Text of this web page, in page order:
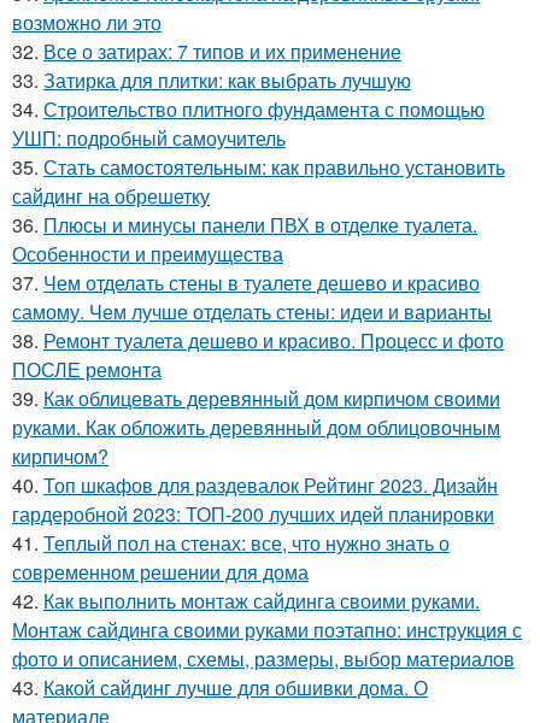
возможно ли это
32. Все о затирах: 7 типов и их применение
33. Затирка для плитки: как выбрать лучшую
34. Строительство плитного фундамента с помощью
УШП: подробный самоучитель
35. Стать самостоятельным: как правильно установить
сайдинг на обрешетку
36. Плюсы и минусы панели ПВХ в отделке туалета.
Особенности и преимущества
37. Чем отделать стены в туалете дешево и красиво
самому. Чем лучше отделать стены: идеи и варианты
38. Ремонт туалета дешево и красиво. Процесс и фото
ПОСЛЕ ремонта
39. Как облицевать деревянный дом кирпичом своими
руками. Как обложить деревянный дом облицовочным
кирпичом?
40. Топ шкафов для раздевалок Рейтинг 2023. Дизайн
гардеробной 2023: ТОП-200 лучших идей планировки
41. Теплый пол на стенах: все, что нужно знать о
современном решении для дома
42. Как выполнить монтаж сайдинга своими руками.
Монтаж сайдинга своими руками поэтапно: инструкция с
фото и описанием, схемы, размеры, выбор материалов
43. Какой сайдинг лучше для обшивки дома. О
материале